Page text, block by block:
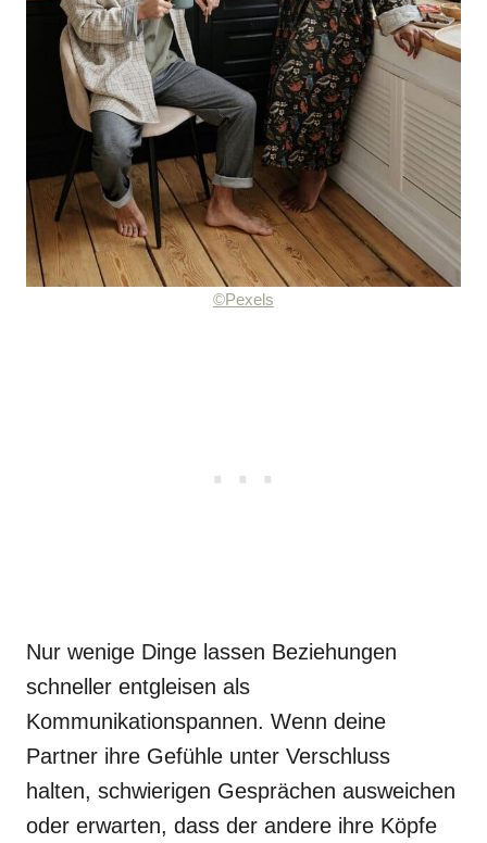
©Pexels
Nur wenige Dinge lassen Beziehungen
schneller entgleisen als
Kommunikationspannen. Wenn deine
Partner ihre Gefühle unter Verschluss
halten, schwierigen Gesprächen ausweichen
oder erwarten, dass der andere ihre Köpfe